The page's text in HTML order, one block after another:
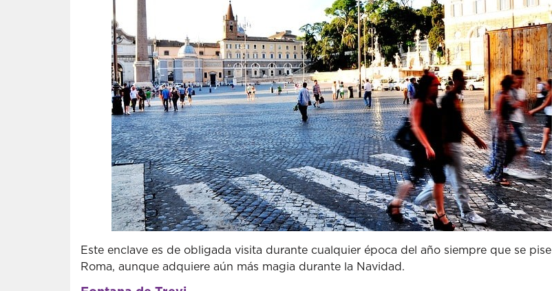
Este enclave es de obligada visita durante cualquier época del año siempre que se pise
Roma, aunque adquiere aún más magia durante la Navidad.